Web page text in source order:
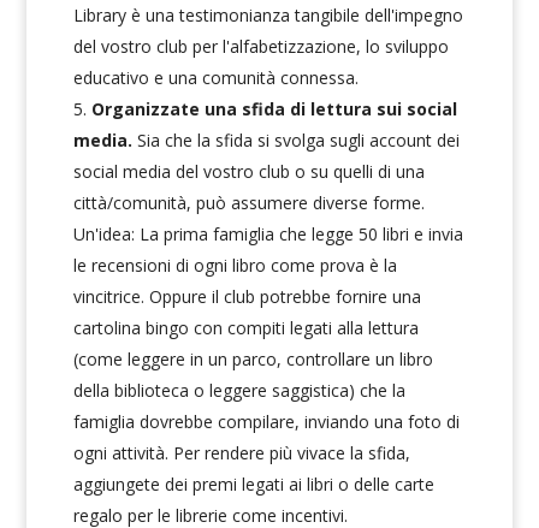
Library è una testimonianza tangibile dell'impegno
del vostro club per l'alfabetizzazione, lo sviluppo
educativo e una comunità connessa.
Organizzate una sfida di lettura sui social
media. Sia che la sfida si svolga sugli account dei
social media del vostro club o su quelli di una
città/comunità, può assumere diverse forme.
Un'idea: La prima famiglia che legge 50 libri e invia
le recensioni di ogni libro come prova è la
vincitrice. Oppure il club potrebbe fornire una
cartolina bingo con compiti legati alla lettura
(come leggere in un parco, controllare un libro
della biblioteca o leggere saggistica) che la
famiglia dovrebbe compilare, inviando una foto di
ogni attività. Per rendere più vivace la sfida,
aggiungete dei premi legati ai libri o delle carte
regalo per le librerie come incentivi.